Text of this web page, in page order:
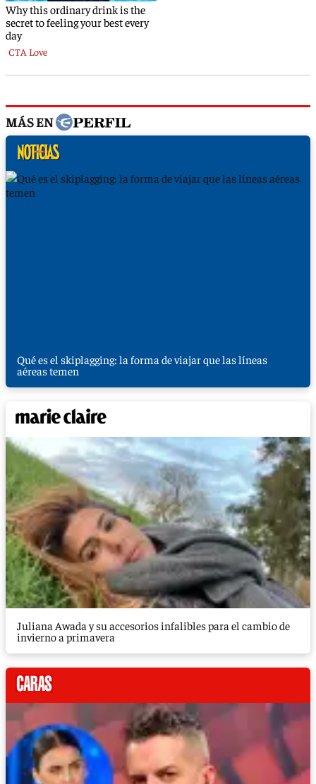
MÁS EN
Qué es el skiplagging: la forma de viajar que las líneas
aéreas temen
Juliana Awada y su accesorios infalibles para el cambio de
invierno a primavera